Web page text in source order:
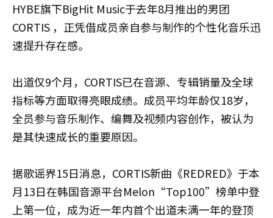
HYBE旗下BigHit Music于去年8月推出的男团
CORTIS ，正凭借成员亲自参与制作的个性化音乐迅
速提升存在感。
出道仅9个月，CORTIS已在音源、专辑销量及全球
指标等方面取得亮眼成绩。成员平均年龄仅18岁，
全员参与音乐制作、编舞及视频内容创作，被认为
是其快速成长的重要原因。
据歌谣界15日消息，CORTIS新曲《REDRED》于本
月13日在韩国音源平台Melon“Top100”榜单中登
上第一位，成为近一年内首个出道未满一年的登顶